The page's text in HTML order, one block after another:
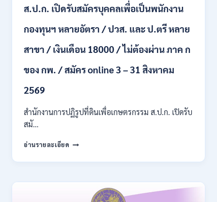
ต้อง
ภาค
ของ
/
–
28780
10
21
2569
ส.ป.ก. เปิดรับสมัครบุคคลเพื่อเป็นพนักงาน
กองทุนฯ หลายอัตรา / ปวส. และ ป.ตรี หลาย
สาขา / เงินเดือน 18000 / ไม่ต้องผ่าน ภาค ก
ของ กพ. / สมัคร online 3 – 31 สิงหาคม
2569
สำนักงานการปฏิรูปที่ดินเพื่อเกษตรกรรม ส.ป.ก. เปิดรับ
สมั…
อ่านรายละเอียด สำนักงาน
ปฏิรูป
เพื่อ
เกษตรกรรม